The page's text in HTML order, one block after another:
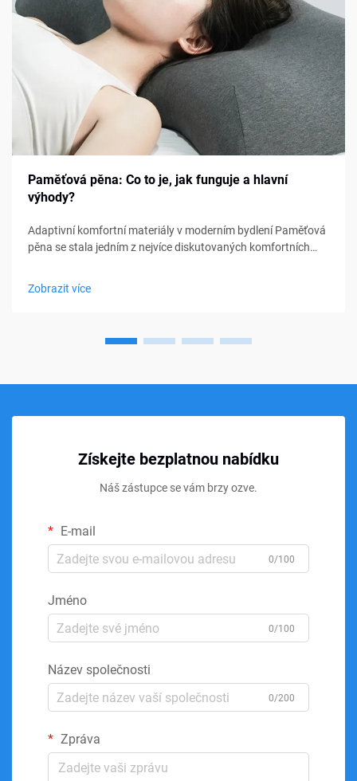
Paměťová pěna: Co to je, jak funguje a hlavní
výhody?
Adaptivní komfortní materiály v moderním bydlení Paměťová
pěna se stala jedním z nejvíce diskutovaných komfortních
Zobrazit více
Získejte bezplatnou nabídku
Náš zástupce se vám brzy ozve.
E-mail
0/100
Jméno
0/100
Název společnosti
0/200
Zpráva